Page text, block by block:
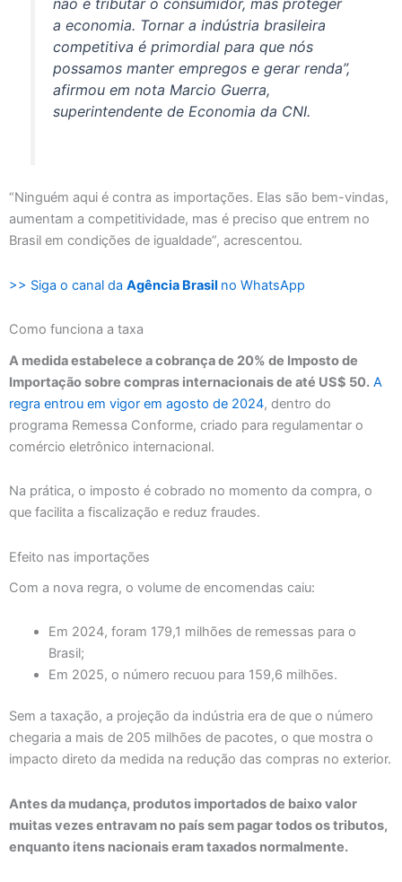
não é tributar o consumidor, mas proteger
a economia. Tornar a indústria brasileira
competitiva é primordial para que nós
possamos manter empregos e gerar renda”,
afirmou em nota Marcio Guerra,
superintendente de Economia da CNI.
“Ninguém aqui é contra as importações. Elas são bem-vindas,
aumentam a competitividade, mas é preciso que entrem no
Brasil em condições de igualdade”, acrescentou.
>> Siga o canal da Agência Brasil no WhatsApp
Como funciona a taxa
A medida estabelece a cobrança de 20% de Imposto de
Importação sobre compras internacionais de até US$ 50. A
regra entrou em vigor em agosto de 2024, dentro do
programa Remessa Conforme, criado para regulamentar o
comércio eletrônico internacional.
Na prática, o imposto é cobrado no momento da compra, o
que facilita a fiscalização e reduz fraudes.
Efeito nas importações
Com a nova regra, o volume de encomendas caiu:
Em 2024, foram 179,1 milhões de remessas para o
Brasil;
Em 2025, o número recuou para 159,6 milhões.
Sem a taxação, a projeção da indústria era de que o número
chegaria a mais de 205 milhões de pacotes, o que mostra o
impacto direto da medida na redução das compras no exterior.
Antes da mudança, produtos importados de baixo valor
muitas vezes entravam no país sem pagar todos os tributos,
enquanto itens nacionais eram taxados normalmente.